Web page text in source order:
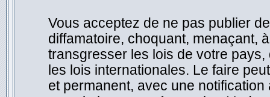
Vous acceptez de ne pas publier
diffamatoire, choquant, menaçant,
transgresser les lois de votre pays,
les lois internationales. Le faire
et permanent, avec une